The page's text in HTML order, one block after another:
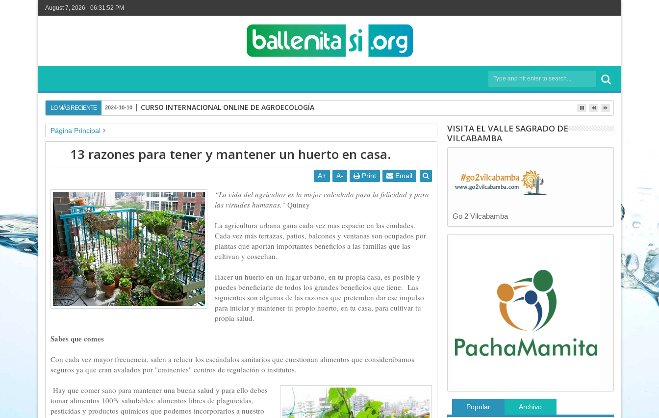
August 7, 2026 06:31:52 PM
LO MÁS RECIENTE CURSO INTERNACIONAL ONLINE DE AGROECOLOGÍA
2024-10-10
Página Principal
agricultura familiar
agroecologia CONSUME RESPONSABLEMENTE Consumo responsable
huertos familiares
soberania alimentaria
13 razones para tener y mantener un huerto en casa.
13 razones para tener y mantener un huerto en casa.
A+ A- Print Email
“La vida del agricultor es la mejor calculada para la felicidad y para
las virtudes humanas.” Quiney
La agricultura urbana gana cada vez mas espacio en las ciudades.
Cada vez más terrazas, patios, balcones y ventanas son ocupados por
plantas que aportan importantes beneficios a las familias que las
cultivan y cosechan.
Hacer un huerto en un lugar urbano, en tu propia casa, es posible y
puedes beneficiarte de todos los grandes beneficios que tiene. Las
siguientes son algunas de las razones que pretenden dar ese impulso
para iniciar y mantener tu propio huerto, en tu casa, para cultivar tu
propia salud.
Sabes que comes
Con cada vez mayor frecuencia, salen a relucir los escándalos sanitarios que cuestionan alimentos que considerábamos
seguros ya que eran avalados por "eminentes" centros de regulación o institutos.
Hay que comer sano para mantener una buena salud y para ello debes
tomar alimentos 100% saludables: alimentos libres de plaguicidas,
pesticidas y productos químicos que podemos incorporarlos a nuestro
VISITA EL VALLE SAGRADO DE
VILCABAMBA
Go 2 Vilcabamba
Popular Archivo